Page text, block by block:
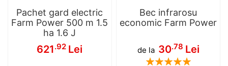
Pachet gard electric
Farm Power 500 m 1.5
ha 1.6 J
621.92 Lei
Bec infrarosu
economic Farm Power
de la 30.78 Lei
Rating: